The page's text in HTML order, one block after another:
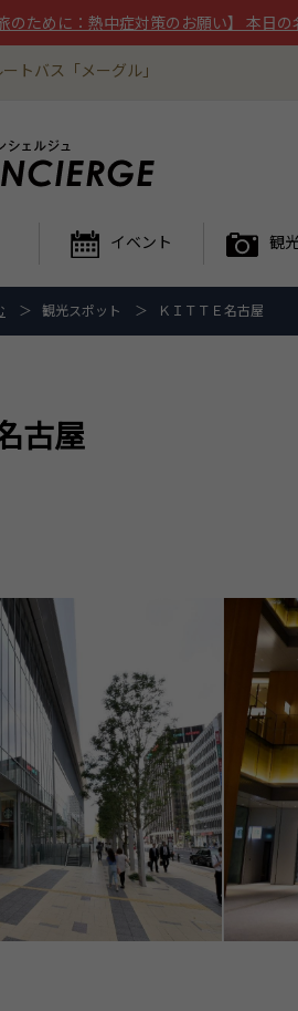
のために：熱中症対策のお願い】 本日
トバス「メーグル」
イベント 観
観光スポット ＫＩＴＴＥ名古屋
古屋